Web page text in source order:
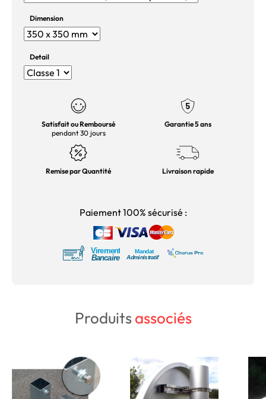
Dimension
Detail
Satisfait ou Remboursé
pendant 30 jours
Garantie 5 ans
Remise par Quantité Livraison rapide
Paiement 100% sécurisé :
Produitsassociés